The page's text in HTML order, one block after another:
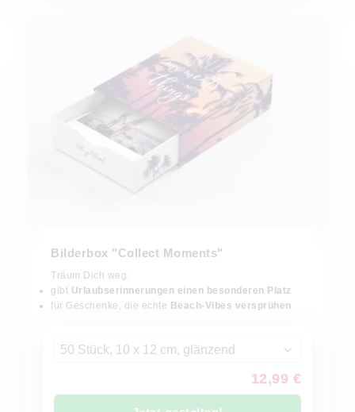
Bilderbox "Collect Moments"
Träum Dich weg:
gibt Urlaubserinnerungen einen besonderen Platz
für Geschenke, die echte Beach-Vibes versprühen
50 Stück, 10 x 12 cm, glänzend
12,99 €